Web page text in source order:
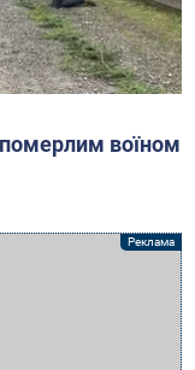
воїном